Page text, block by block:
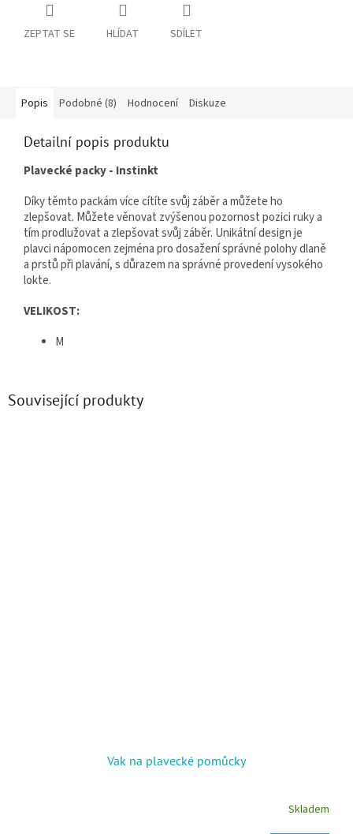
ZEPTAT SE HLÍDAT SDÍLET
Popis Podobné (8) Hodnocení Diskuze
Detailní popis produktu
Plavecké packy - Instinkt
Díky těmto packám více cítíte svůj záběr a můžete ho
zlepšovat. Můžete věnovat zvýšenou pozornost pozici ruky a
tím prodlužovat a zlepšovat svůj záběr. Unikátní design je
plavci nápomocen zejména pro dosažení správné polohy dlaně
a prstů při plavání, s důrazem na správné provedení vysokého
lokte.
VELIKOST:
M
Související produkty
Vak na plavecké pomůcky
Skladem